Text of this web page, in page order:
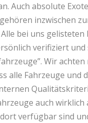
Auch absolute
inzwischen
bei uns gelisteten
verifiziert und
Wir
alle Fahrzeuge und
auch wirklich
verfügbar sind